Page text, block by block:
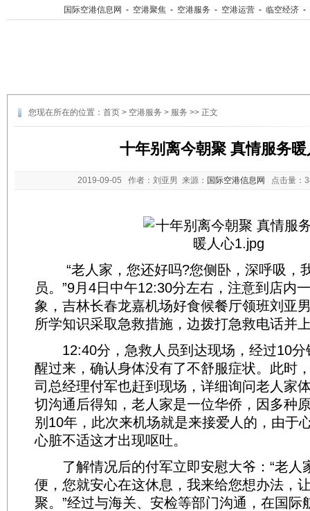
国际空港信息网 - 空港聚焦 - 空港服务 - 空港运营 - 临空经济 -
您现在所在的位置： 首页 > 空港服务 > 服务 >> 正文
十年别离今朝聚 真情服务
2019-09-05 作者：刘亚男 来源： 国际空港信息网 点击量：
“老人家，您还好吗?您侧卧，深呼吸，
员。”9月4日中午12:30分左右，注意到店内
象，吉林长春龙嘉机场好食候餐厅领班刘亚
所学知识采取急救措施，边拨打急救电话并
12:40分，急救人员到达现场，经过10分
醒过来，确认身体没有了不舒服症状。此时
司总经理付军也赶到现场，详细询问老人家
切沟通后得知，老人家是一位华侨，因多种
别10年，此次来机场就是来接爱人的，由于
心脏不适这才出现呕吐。
了解情况后的付军立即安慰大爷：“老人
便，您就安心在这休息，我来给您想办法，
聚。”经过与海关、安检等部门沟通，在国际